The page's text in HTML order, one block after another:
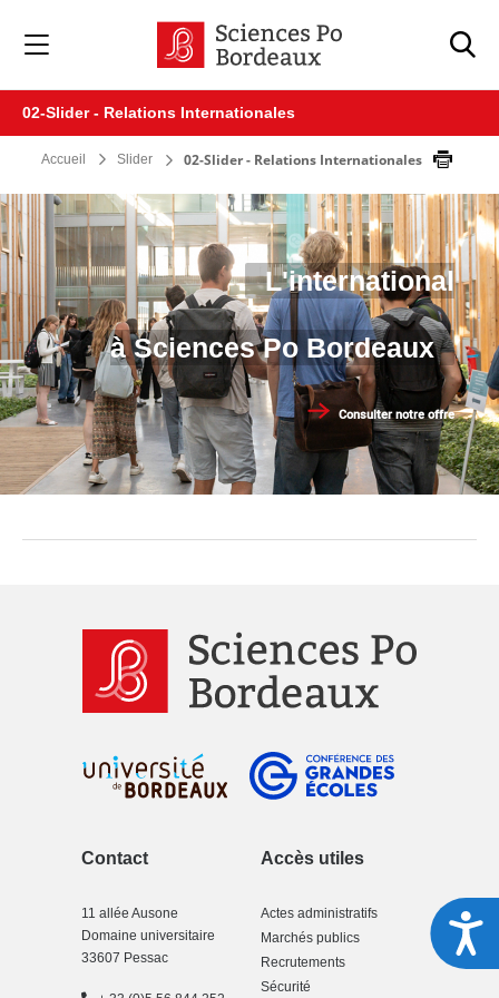
noter
Web
système
d'accessibilité.
02-Slider - Relations Internationales
Accueil Slider 02-Slider - Relations Internationales
L'international
à Sciences Po Bordeaux
Consulter notre offre
Contact
11 allée Ausone
Domaine universitaire
33607 Pessac
Accès utiles
Actes administratifs
Marchés publics
Recrutements
Sécurité